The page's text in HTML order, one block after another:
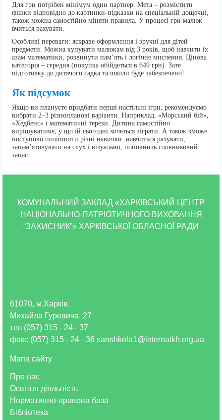
Для гри потрібен мінімум один партнер. Мета – розмістити
фішки відповідно до картинки-підказки на спеціальній дощечці,
також можна самостійно міняти правила. У процесі гри малюк
вчиться рахувати.
Особливі переваги: яскраве оформлення і зручні для дітей
предмети. Можна купувати малюкам від 3 років, щоб навчити їх
азам математики, розвинути пам’ять і логічне мислення. Цінова
категорія – середня (покупка обійдеться в 649 грн). Зате
підготовку до дитячого садка та школи буде забезпечено!
Як підсумок
Якщо ви плануєте придбати перші настільні ігри, рекомендуємо
вибрати 2–3 різнопланові варіанти. Наприклад, «Морський бій»,
«Хедбенс» і математичні терези. Дитина самостійно
вирішуватиме, у що їй сьогодні хочеться зіграти. А також зможе
поступово поліпшити різні навички: навчиться рахувати,
запам’ятовувати на слух і візуально, поповнить словниковий
запас.
КОМУНАЛЬНИЙ ЗАКЛАД «ХАРКІВСЬКИЙ ЦЕНТР
НАЦІОНАЛЬНО-ПАТРІОТИЧНОГО ВИХОВАННЯ
“ЗАХИСНИК”» ХАРКІВСЬКОЇ ОБЛАСНОЇ РАДИ
Про нас
Освітня діяльність
Нормативно-правова база
Бібліотека
61070, м.Харків,
Михайла Гуревича, 27
тел (057) 315 - 24 - 37
факс (057) 315 - 24 - 36 sanshkola1@internatkh.org.ua
Мапа сайту